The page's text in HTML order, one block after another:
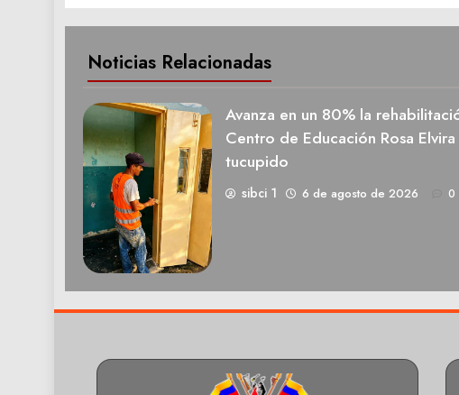
Noticias Relacionadas
Avanza en un 80% la
Centro de Educación Rosa
tucupido
sibci 1 6 de agosto de 2026 0